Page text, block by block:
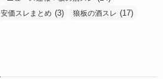
安価スレまとめ (3) 狼板の酒スレ (17)